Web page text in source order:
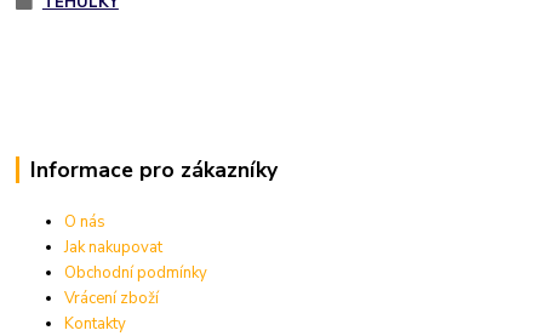
Informace pro zákazníky
O nás
Jak nakupovat
Obchodní podmínky
Vrácení zboží
Kontakty